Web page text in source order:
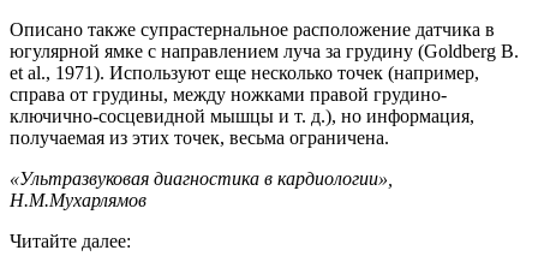
Описано также супрастернальное расположение датчика в
югулярной ямке с направлением луча за грудину (Goldberg В.
et al., 1971). Используют еще несколько точек (например,
справа от грудины, между ножками правой грудино-
ключично-сосцевидной мышцы и т. д.), но информация,
получаемая из этих точек, весьма ограничена.
«Ультразвуковая диагностика в кардиологии»,
Н.М.Мухарлямов
Читайте далее: